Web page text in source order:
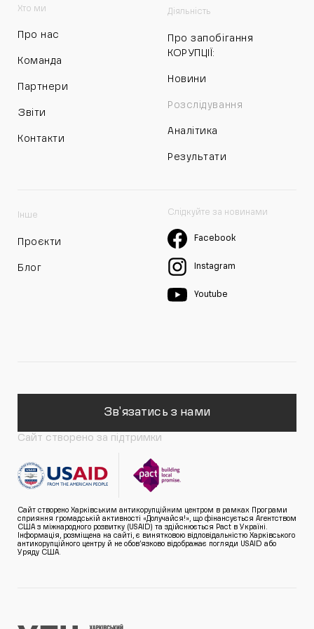
Хто ми
Про нас
Команда
Партнери
Звіти
Контакти
Діяльність
Про запобігання
КОРУПЦІЇ:
Новини
Розслідування
Аналітика
Результати
Інше
Проєкти
Блог
Слідкуйте за новинами
Facebook
Instagram
Youtube
Зв'язатись з нами
Сайт створено за підтримки
Сайт створено Харківським антикорупційним центром в рамках Програми
сприяння громадській активності «Долучайся!», що фінансується Агентством
США з міжнародного розвитку (USAID) та здійснюється Pact в Україні.
Інформація, розміщена на сайті, є винятковою відповідальністю Харківського
антикорупційного центру й не обов’язково відображає погляди USAID або
Уряду США.